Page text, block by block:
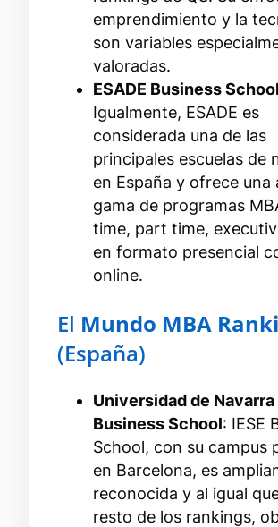
emprendimiento y la
son variables
valoradas.
ESADE Business School
Igualmente, ESADE es
considerada una de las
principales escuelas de
en España y ofrece una
gama de programas
time, part time,
en formato presencial
online.
El Mundo MBA
(España)
Universidad de Navarra
Business School: IESE
School, con su campus
en Barcelona, es
reconocida y al igual
resto de los rankings,